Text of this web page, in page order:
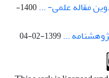
مقاله علمی- ...
1400-
...
1399-02-04